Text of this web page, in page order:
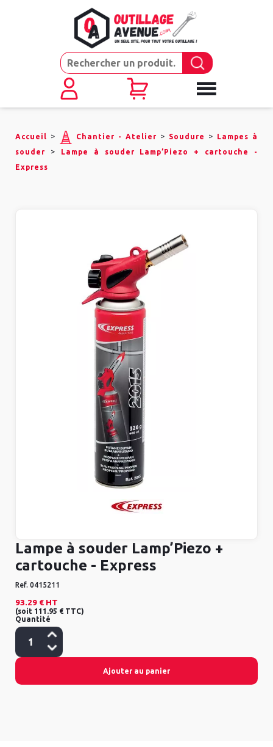
Accueil > Chantier - Atelier > Soudure >
Lampes à
souder
>
Lampe à souder Lamp’Piezo + cartouche -
Express
Lampe à souder Lamp’Piezo +
cartouche - Express
Ref. 0415211
93.29 € HT
(soit 111.95 € TTC)
Quantité
Ajouter au panier